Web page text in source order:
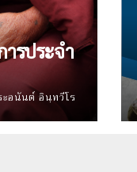
รประจำ
อนันต์ อินฺทวีโร